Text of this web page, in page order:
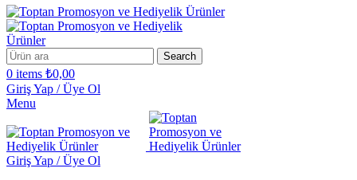
Search
0 items ₺0,00
Giriş Yap / Üye Ol
Menu
Giriş Yap / Üye Ol